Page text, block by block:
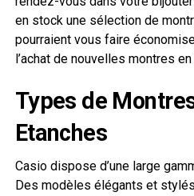
en stock une sélection de
pourraient vous faire
l’achat de nouvelles montres
Types de
Etanches
Casio dispose d’une large
Des modèles élégants et